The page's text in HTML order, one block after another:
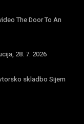
The Door To An
28. 7. 2026
skladbo Sijem